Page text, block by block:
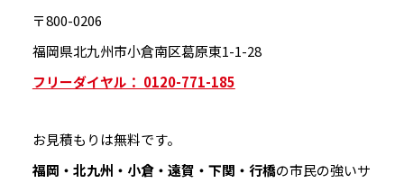
〒800-0206
福岡県北九州市小倉南区葛原東1-1-28
フリーダイヤル： 0120-771-185
お見積もりは無料です。
福岡・北九州・小倉・遠賀・下関・行橋の市民の強いサ